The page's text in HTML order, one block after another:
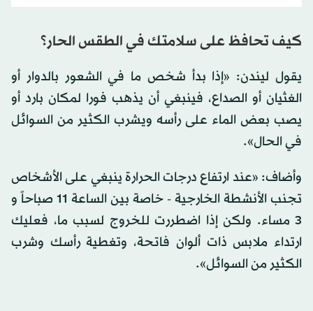
كيف تحافظ على سلامتك في الطقس الحار؟
يقول ليندن: «إذا بدأ شخص ما في الشعور بالدوار أو
الغثيان أو الصداع، فينبغي أن يذهب فورا لمكان بارد أو
يصب بعض الماء على رأسه ويشرب الكثير من السوائل
في الحال».
وأضاف: «عند ارتفاع درجات الحرارة ينبغي على الأشخاص
تجنب الأنشطة الخارجية - خاصة بين الساعة 11 صباحاً و
3 مساء. ولكن إذا اضطررت للخروج لسبب ما، فعليك
ارتداء ملابس ذات ألوان فاتحة، وتغطية رأسك وشرب
الكثير من السوائل».